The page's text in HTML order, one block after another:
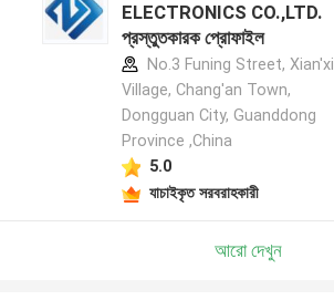
ELECTRONICS CO.,LTD.
প্রস্তুতকারক প্রোফাইল
No.3 Funing Street, Xian'xi
Village, Chang'an Town,
Dongguan City, Guanddong
Province ,China
5.0
যাচাইকৃত সরবরাহকারী
আরো দেখুন